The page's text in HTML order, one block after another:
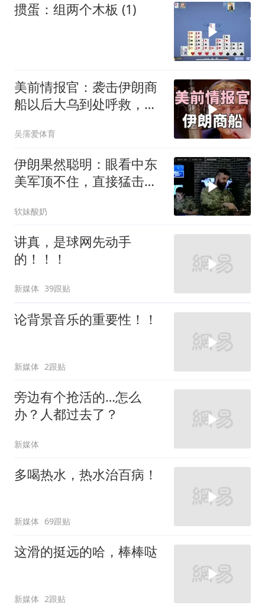
掼蛋：组两个木板 (1)
美前情报官：袭击伊朗商
船以后大乌到处呼救，但
吴霶爱体育
伊朗果然聪明：眼看中东
美军顶不住，直接猛击要
软妹酸奶
讲真，是球网先动手
的！！！
新媒体 39跟贴
论背景音乐的重要性！！
新媒体 2跟贴
旁边有个抢活的…怎么
办？人都过去了？
新媒体
多喝热水，热水治百病！
新媒体 69跟贴
这滑的挺远的哈，棒棒哒
新媒体 2跟贴